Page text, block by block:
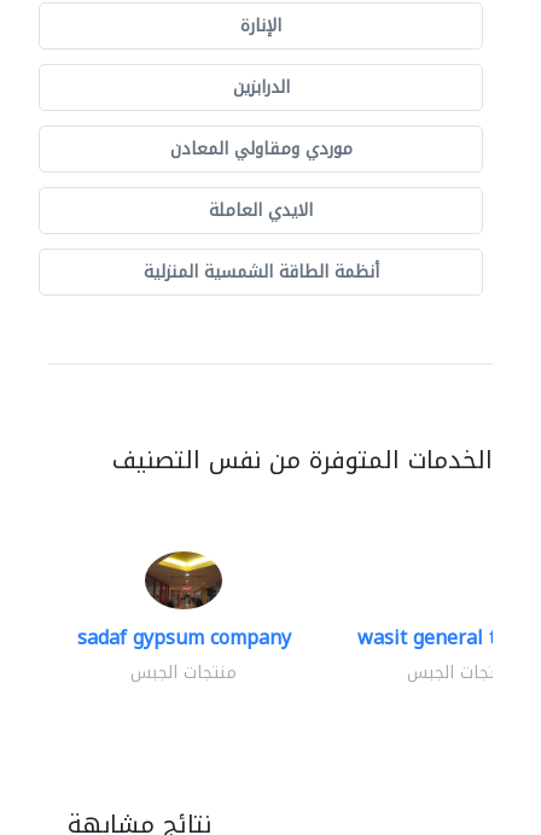
الإنارة
الدرابزين
موردي ومقاولي المعادن
الايدي العاملة
أنظمة الطاقة الشمسية المنزلية
الخدمات المتوفرة من نفس التصنيف
sadaf gypsum company
منتجات الجبس
wasit general
منتجات الجبس
نتائج مشابهة